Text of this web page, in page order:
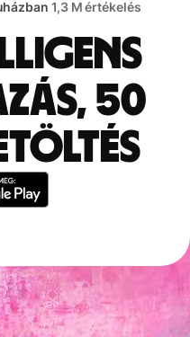
1,3 M értékelés
50